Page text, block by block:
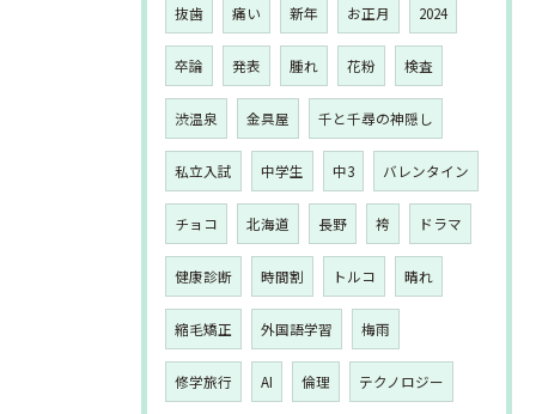
抜歯 痛い 新年 お正月 2024
卒論 発表 腫れ 花粉 検査
渋温泉 金具屋 千と千尋の神隠し
私立入試 中学生 中3 バレンタイン
チョコ 北海道 長野 袴 ドラマ
健康診断 時間割 トルコ 晴れ
縮毛矯正 外国語学習 梅雨
修学旅行 AI 倫理 テクノロジー